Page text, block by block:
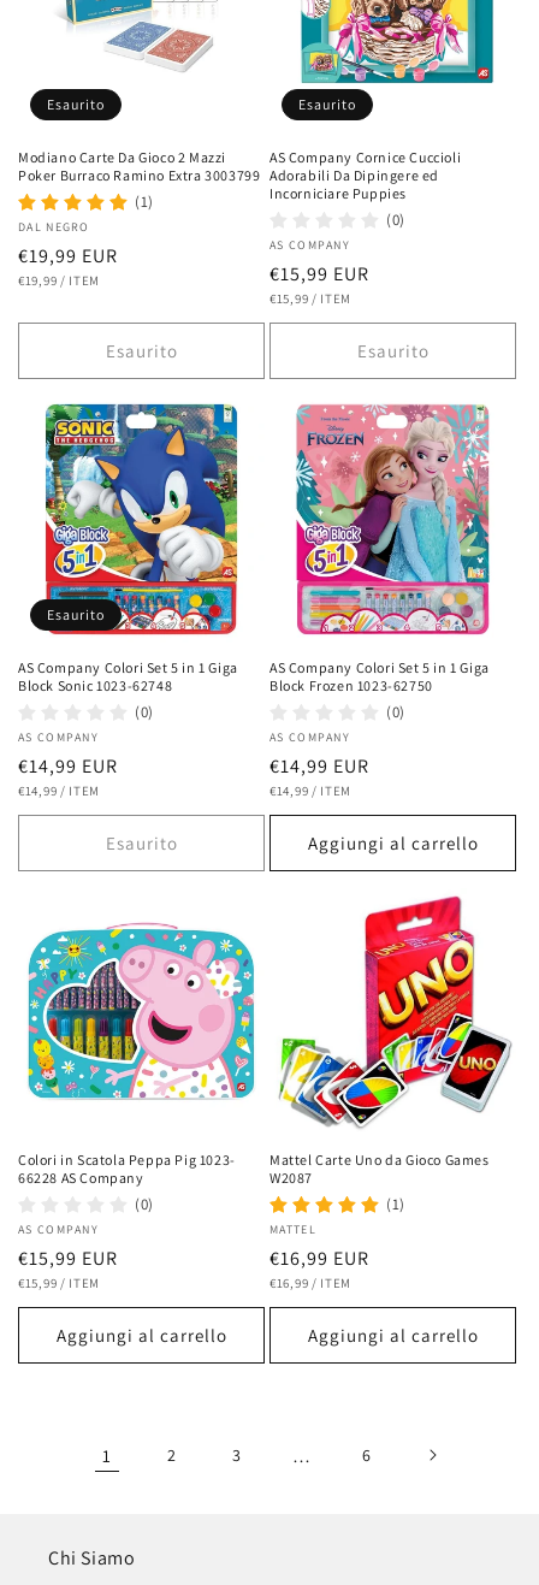
Esaurito
Modiano Carte Da Gioco 2 Mazzi
Poker Burraco Ramino Extra 3003799
(1)
Fornitore:
DAL NEGRO
Prezzo
di
€19,99 EUR
PREZZO
€19,99 / PER
ITEM
Esaurito
Esaurito
AS Company Cornice Cuccioli
Adorabili Da Dipingere ed
Incorniciare Puppies
(0)
Fornitore:
AS COMPANY
Prezzo
di
listino
€15,99 EUR
PREZZO
€15,99 / PER
ITEM
Esaurito
Esaurito
AS Company Colori Set 5 in 1 Giga
Block Sonic 1023-62748
(0)
Fornitore:
AS COMPANY
Prezzo
di
listino
€14,99 EUR
PREZZO
€14,99 / PER
ITEM
Esaurito
AS Company Colori Set 5 in 1 Giga
Block Frozen 1023-62750
(0)
Fornitore:
AS COMPANY
Prezzo
di
listino
€14,99 EUR
PREZZO
€14,99 / PER
ITEM
Aggiungi al carrello
Colori in Scatola Peppa Pig 1023-
66228 AS Company
(0)
Fornitore:
AS COMPANY
Prezzo
di
listino
€15,99 EUR
PREZZO
€15,99 / PER
ITEM
Aggiungi al carrello
Mattel Carte Uno da Gioco Games
W2087
(1)
Fornitore:
MATTEL
Prezzo
di
listino
€16,99 EUR
PREZZO
€16,99 / PER
ITEM
Aggiungi al carrello
1 2 3 … 6
Chi Siamo